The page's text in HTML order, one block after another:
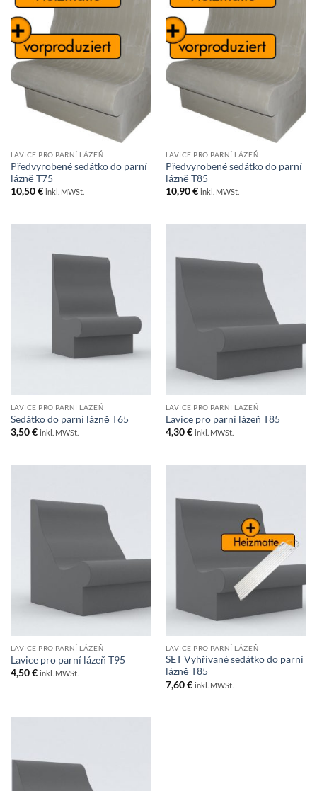
LAVICE PRO PARNÍ LÁZEŇ
Předvyrobené sedátko do parní
lázně T75
10,50€ inkl. MWSt.
LAVICE PRO PARNÍ LÁZEŇ
Předvyrobené sedátko do parní
lázně T85
10,90€ inkl. MWSt.
LAVICE PRO PARNÍ LÁZEŇ
Sedátko do parní lázně T65
3,50€ inkl. MWSt.
LAVICE PRO PARNÍ LÁZEŇ
Lavice pro parní lázeň T85
4,30€ inkl. MWSt.
LAVICE PRO PARNÍ LÁZEŇ
Lavice pro parní lázeň T95
4,50€ inkl. MWSt.
LAVICE PRO PARNÍ LÁZEŇ
SET Vyhřívané sedátko do parní
lázně T85
7,60€ inkl. MWSt.